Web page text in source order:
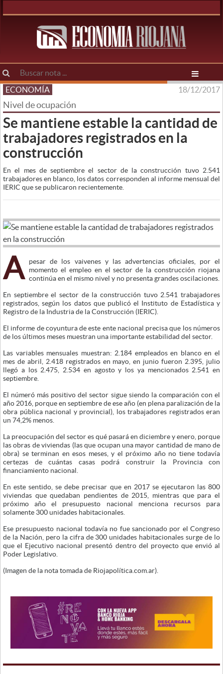
ECONOMÍA 18/12/2017
Nivel de ocupación
Se mantiene estable la cantidad de
trabajadores registrados en la
construcción
En el mes de septiembre el sector de la construcción tuvo 2.541
trabajadores en blanco, los datos corresponden al informe mensual del
IERIC que se publicaron recientemente.
A
pesar de los vaivenes y las advertencias oficiales, por el
momento el empleo en el sector de la construcción riojana
continúa en el mismo nivel y no presenta grandes oscilaciones.
En septiembre el sector de la construcción tuvo 2.541 trabajadores
registrados, según los datos que publicó el Instituto de Estadística y
Registro de la Industria de la Construcción (IERIC).
El informe de coyuntura de este ente nacional precisa que los números
de los últimos meses muestran una importante estabilidad del sector.
Las variables mensuales muestran: 2.184 empleados en blanco en el
mes de abril, 2.418 registrados en mayo, en junio fueron 2.395, julio
llegó a los 2.475, 2.534 en agosto y los ya mencionados 2.541 en
septiembre.
El númeró más positivo del sector sigue siendo la comparación con el
año 2016, porque en septiembre de ese año (en plena paralización de la
obra pública nacional y provincial), los trabajadores registrados eran
un 74,2% menos.
La preocupación del sector es qué pasará en diciembre y enero, porque
las obras de viviendas (las que ocupan una mayor cantidad de mano de
obra) se terminan en esos meses, y el próximo año no tiene todavía
certezas de cuántas casas podrá construir la Provincia con
financiamiento nacional.
En este sentido, se debe precisar que en 2017 se ejecutaron las 800
viviendas que quedaban pendientes de 2015, mientras que para el
próximo año el presupuesto nacional menciona recursos para
solamente 300 unidades habitacionales.
Ese presupuesto nacional todavía no fue sancionado por el Congreso
de la Nación, pero la cifra de 300 unidades habitacionales surge de lo
que el Ejecutivo nacional presentó dentro del proyecto que envió al
Poder Legislativo.
(Imagen de la nota tomada de Riojapolítica.com.ar).